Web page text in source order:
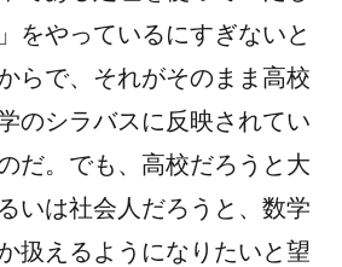
をやっているにすぎないと
らで、それがそのまま高校
のシラバスに反映されてい
だ。でも、高校だろうと大
いは社会人だろうと、数学
扱えるようになりたいと望